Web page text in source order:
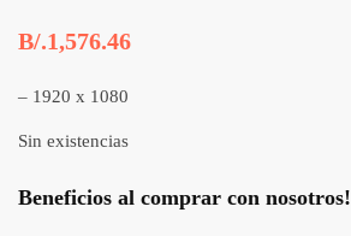
B/.1,576.46
– 1920 x 1080
Sin existencias
Beneficios al comprar con nosotros!